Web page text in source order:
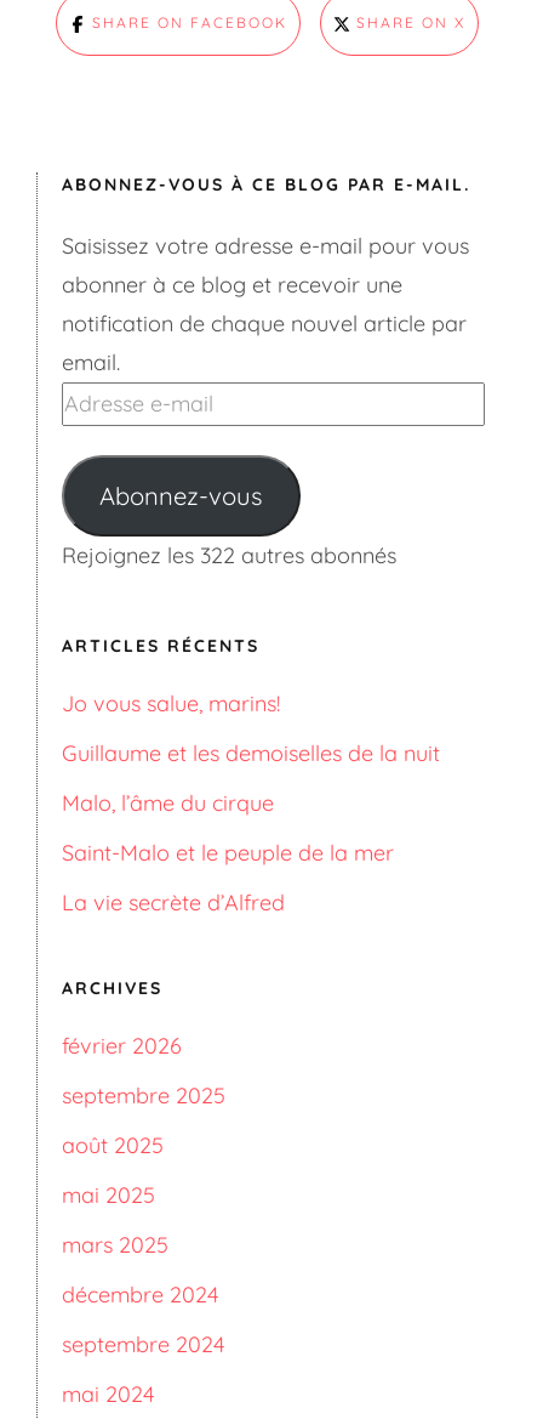
SHARE ON FACEBOOK SHARE ON X
ABONNEZ-VOUS À CE BLOG PAR E-MAIL.
Saisissez votre adresse e-mail pour vous
abonner à ce blog et recevoir une
notification de chaque nouvel article par
email.
Adresse
mail
Abonnez-vous
Rejoignez les 322 autres abonnés
ARTICLES RÉCENTS
Jo vous salue, marins!
Guillaume et les demoiselles de la nuit
Malo, l’âme du cirque
Saint-Malo et le peuple de la mer
La vie secrète d’Alfred
ARCHIVES
février 2026
septembre 2025
août 2025
mai 2025
mars 2025
décembre 2024
septembre 2024
mai 2024